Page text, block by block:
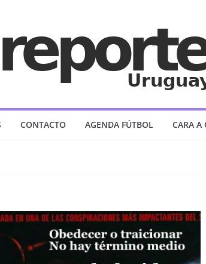
CONTACTO AGENDA FÚTBOL CARA A